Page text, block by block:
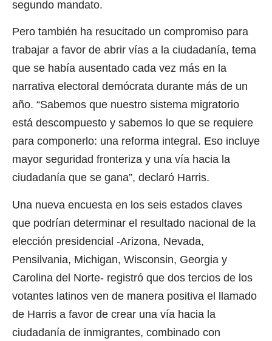
segundo mandato.
Pero también ha resucitado un compromiso para
trabajar a favor de abrir vías a la ciudadanía, tema
que se había ausentado cada vez más en la
narrativa electoral demócrata durante más de un
año. “Sabemos que nuestro sistema migratorio
está descompuesto y sabemos lo que se requiere
para componerlo: una reforma integral. Eso incluye
mayor seguridad fronteriza y una vía hacia la
ciudadanía que se gana”, declaró Harris.
Una nueva encuesta en los seis estados claves
que podrían determinar el resultado nacional de la
elección presidencial -Arizona, Nevada,
Pensilvania, Michigan, Wisconsin, Georgia y
Carolina del Norte- registró que dos tercios de los
votantes latinos ven de manera positiva el llamado
de Harris a favor de crear una vía hacia la
ciudadanía de inmigrantes, combinado con